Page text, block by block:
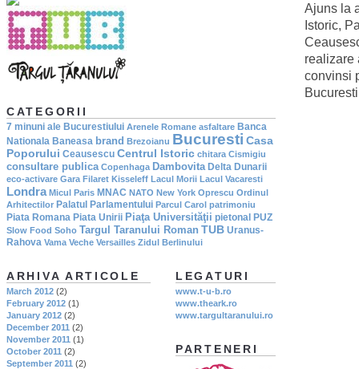
Ajuns la
Istoric,
realizare
convinsi
CATEGORII
7 minuni ale Bucurestiului Arenele Romane asfaltare Banca
Nationala Baneasa brand Brezoianu Bucuresti Casa
Poporului Ceausescu Centrul Istoric chitara Cismigiu
consultare publica Copenhaga Dambovita Delta Dunarii
eco-activare Gara Filaret Kisseleff Lacul Morii Lacul Vacaresti
Londra Micul Paris MNAC NATO New York Oprescu Ordinul
Arhitectilor Palatul Parlamentului Parcul Carol patrimoniu
Piata Romana Piata Unirii Piaţa Universităţii pietonal PUZ
Slow Food Soho Targul Taranului Roman TUB Uranus-
Rahova Vama Veche Versailles Zidul Berlinului
LEGATURI
www.t-u-b.ro
www.theark.ro
www.targultaranului.ro
PARTENERI
ARHIVA ARTICOLE
March 2012 (2)
February 2012 (1)
January 2012 (2)
December 2011 (2)
November 2011 (1)
October 2011 (2)
September 2011 (2)